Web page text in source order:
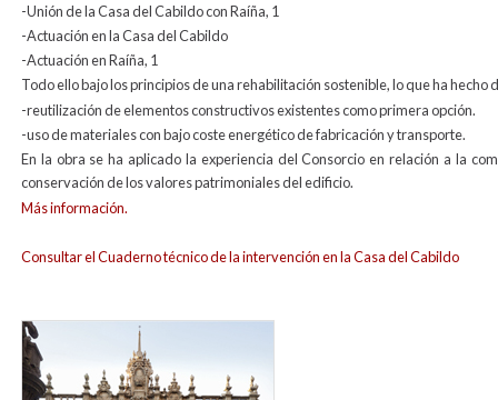
-Unión de la Casa del Cabildo con Raíña, 1
-Actuación en la Casa del Cabildo
-Actuación en Raíña, 1
Todo ello bajo los principios de una rehabilitación sostenible, lo que ha
-reutilización de elementos constructivos existentes como primera opción.
-uso de materiales con bajo coste energético de fabricación y transporte.
En la obra se ha aplicado la experiencia del Consorcio en relación a la
conservación de los valores patrimoniales del edificio.
Más información.
Consultar el Cuaderno técnico de la intervención en la Casa del Cabildo
exterior_cabildo_para_web_0-1.jpg